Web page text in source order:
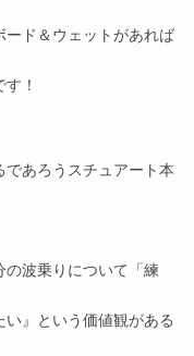
ード＆ウェットがあれば
！
あろうスチュアート本
波乗りについて「練
』という価値観がある